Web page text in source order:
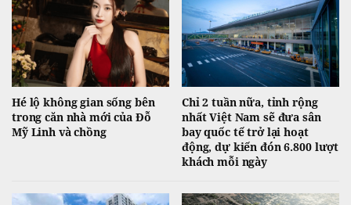
Hé lộ không gian sống bên
trong căn nhà mới của Đỗ
Mỹ Linh và chồng
Chỉ 2 tuần nữa, tỉnh rộng
nhất Việt Nam sẽ đưa sân
bay quốc tế trở lại hoạt
động, dự kiến đón 6.800 lượt
khách mỗi ngày